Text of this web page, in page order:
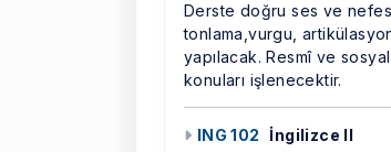
Derste doğru ses ve nefes
tonlama,vurgu,
yapılacak. Resmî ve
konuları işlenecektir.
ING 102 İngilizce II